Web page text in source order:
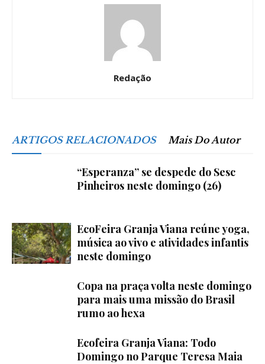
Redação
ARTIGOS RELACIONADOS Mais Do Autor
“Esperanza” se despede do Sesc
Pinheiros neste domingo (26)
EcoFeira Granja Viana reúne yoga,
música ao vivo e atividades infantis
neste domingo
Copa na praça volta neste domingo
para mais uma missão do Brasil
rumo ao hexa
Ecofeira Granja Viana: Todo
Domingo no Parque Teresa Maia